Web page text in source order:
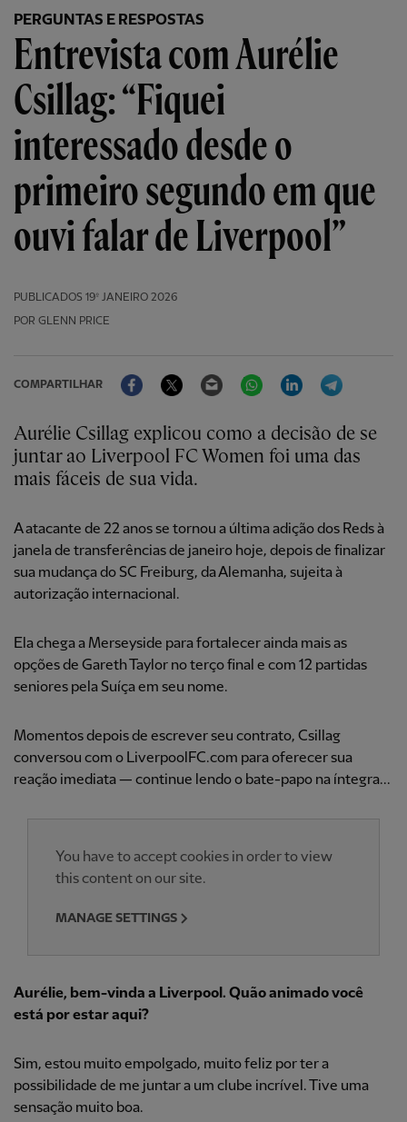
PERGUNTAS E RESPOSTAS
Entrevista com Aurélie
Csillag: “Fiquei
interessado desde o
primeiro segundo em que
ouvi falar de Liverpool”
PUBLICADOS 19º JANEIRO 2026
POR GLENN PRICE
COMPARTILHAR
FacebookTwitter Email WhatsAppLinkedIn
Aurélie Csillag explicou como a decisão de se
juntar ao Liverpool FC Women foi uma das
mais fáceis de sua vida.
A atacante de 22 anos se tornou a última adição dos Reds à
janela de transferências de janeiro hoje, depois de finalizar
sua mudança do SC Freiburg, da Alemanha, sujeita à
autorização internacional.
Ela chega a Merseyside para fortalecer ainda mais as
opções de Gareth Taylor no terço final e com 12 partidas
seniores pela Suíça em seu nome.
Momentos depois de escrever seu contrato, Csillag
conversou com o LiverpoolFC.com para oferecer sua
reação imediata — continue lendo o bate-papo na íntegra...
You have to accept cookies in order to view
this content on our site.
MANAGE SETTINGS
Aurélie, bem-vinda a Liverpool. Quão animado você
está por estar aqui?
Sim, estou muito empolgado, muito feliz por ter a
possibilidade de me juntar a um clube incrível. Tive uma
sensação muito boa.